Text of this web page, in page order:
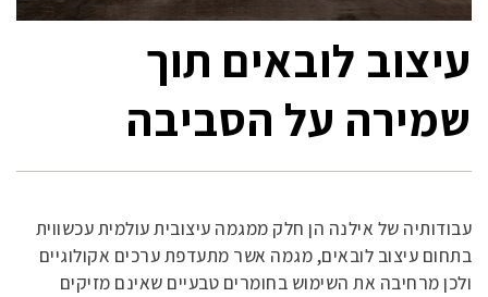
עיצוב לובאים תוך
שמירה על הסביבה
עבודותיה של אילנה הן חלק ממגמה עיצובית עולמית עכשווית
בתחום עיצוב לובאים, מגמה אשר מתעדפת ערכים אקולוגיים
ולכן מרחיבה את השימוש בחומרים טבעיים שאינם מזיקים